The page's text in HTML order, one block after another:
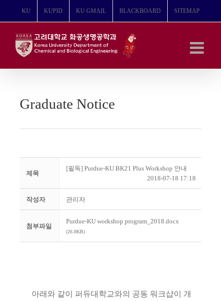
뛰
KU KUPID KU GMAIL BLACKBOARD SITEMAP
Graduate Notice
제목
[필독] Purdue-KU BK21 Plus Workshop 안내
2018-07-18 17:18
작성자 관리자
첨부파일
Purdue-KU workshop program_2018.docx
(26.8KB)
아래와 같이 퍼듀대학교와의 공동 워크샵이 개